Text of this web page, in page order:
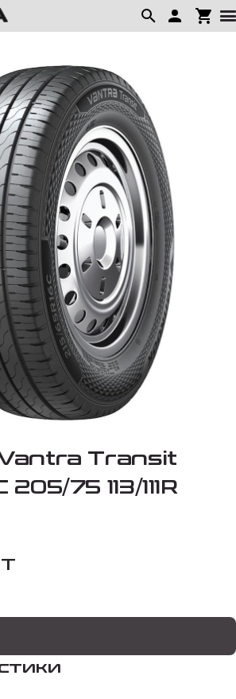
Transit
75 113/111R